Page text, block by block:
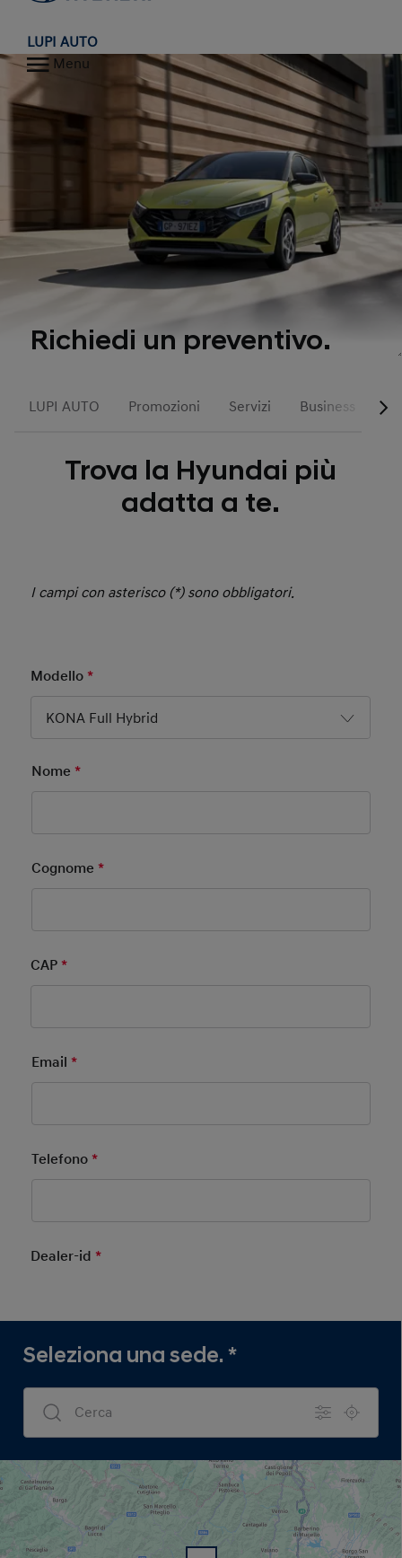
LUPI AUTO
Menu
Richiedi un preventivo.
LUPI AUTO Promozioni Servizi Business
Trova la Hyundai più
adatta a te.
I campi con asterisco (*) sono obbligatori.
Modello*
KONA Full Hybrid
Nome *Mandatory Field
Cognome *Mandatory Field
CAP*
Email *Mandatory Field
Telefono *Mandatory Field
Dealer-id*
Seleziona una sede.*
Dealers Search